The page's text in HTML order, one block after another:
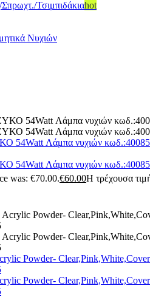
Τσιμπιδάκιαhot
Νυχιών
54Watt Λάμπα νυχιών
54Watt Λάμπα νυχιών
was: €70.00.€60.00Η τρέχουσα
Powder-
Powder-